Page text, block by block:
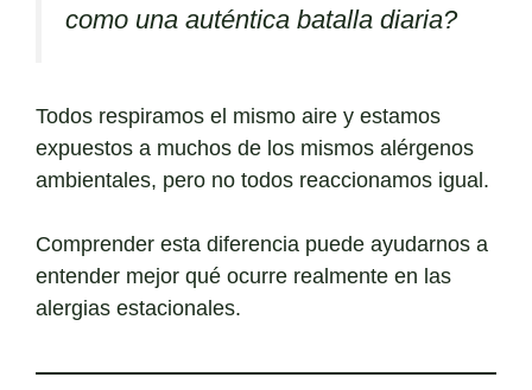
como una auténtica batalla diaria?
Todos respiramos el mismo aire y estamos
expuestos a muchos de los mismos alérgenos
ambientales, pero no todos reaccionamos igual.
Comprender esta diferencia puede ayudarnos a
entender mejor qué ocurre realmente en las
alergias estacionales.